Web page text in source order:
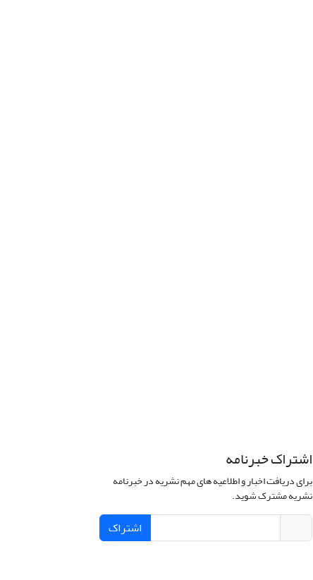
اشتراک خبرنامه
برای دریافت اخبار و اطلاعیه های مهم نشریه در خبرنامه
نشریه مشترک شوید.
اشتراک